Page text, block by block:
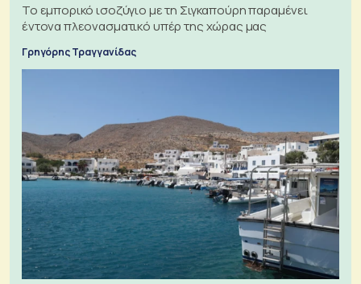
Το εμπορικό ισοζύγιο με τη Σιγκαπούρη παραμένει
έντονα πλεονασματικό υπέρ της χώρας μας
Γρηγόρης Τραγγανίδας